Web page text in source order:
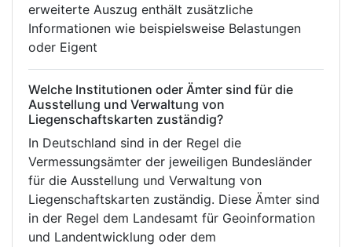
erweiterte Auszug enthält zusätzliche
Informationen wie beispielsweise Belastungen
oder Eigent
Welche Institutionen oder Ämter sind für die
Ausstellung und Verwaltung von
Liegenschaftskarten zuständig?
In Deutschland sind in der Regel die
Vermessungsämter der jeweiligen Bundesländer
für die Ausstellung und Verwaltung von
Liegenschaftskarten zuständig. Diese Ämter sind
in der Regel dem Landesamt für Geoinformation
und Landentwicklung oder dem